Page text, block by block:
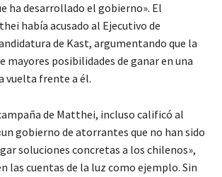
ha desarrollado el gobierno». El
había acusado al Ejecutivo de
de Kast, argumentando que la
mayores posibilidades de ganar en una
vuelta frente a él.
de Matthei, incluso calificó al
gobierno de atorrantes que no han sido
soluciones concretas a los chilenos»,
las cuentas de la luz como ejemplo. Sin